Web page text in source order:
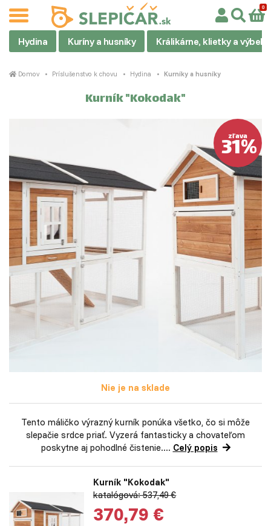
Hydina Kuríny a husníky Králikárne, klietky a výbehy
Domov Príslušenstvo k chovu Hydina Kurníky a husníky
Kurník "Kokodak"
zľava
31%
Nie je na sklade
Tento máličko výrazný kurník ponúka všetko, čo si môže
slepačie srdce priať. Vyzerá fantasticky a chovateľom
poskytne aj pohodlné čistenie.... Celý popis
Kurník "Kokodak"
katalógová: 537,49 €
370,79 €